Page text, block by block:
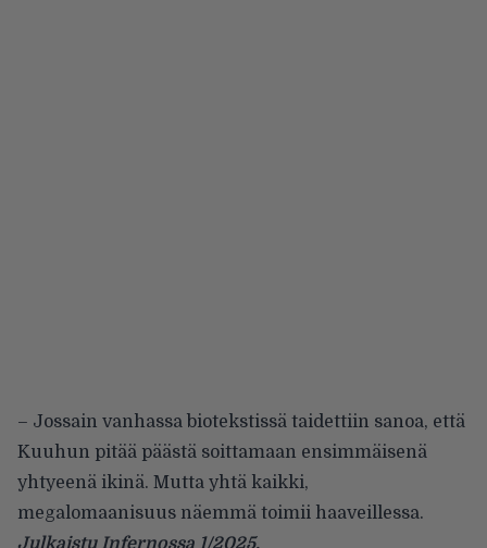
– Jossain vanhassa biotekstissä taidettiin sanoa, että
Kuuhun pitää päästä soittamaan ensimmäisenä
yhtyeenä ikinä. Mutta yhtä kaikki,
megalomaanisuus näemmä toimii haaveillessa.
Julkaistu Infernossa 1/2025.